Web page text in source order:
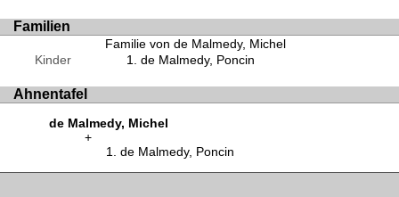
Familien
Familie von de Malmedy, Michel
Kinder
de Malmedy, Poncin
Ahnentafel
de Malmedy, Michel
de Malmedy, Poncin